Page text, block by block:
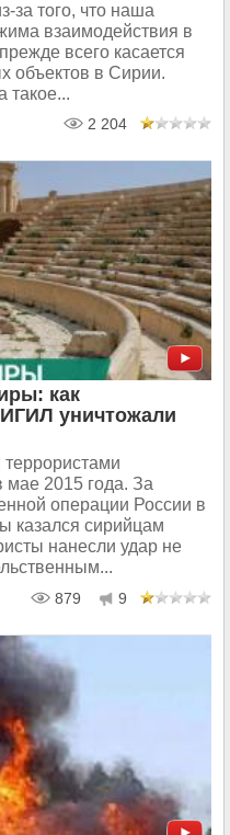
за того, что наша
взаимодействия в
всего касается
объектов в Сирии.
такое...
2 204
как
уничтожали
мае 2015 года. За
операции России в
казался сирийцам
нанесли удар не
879 9